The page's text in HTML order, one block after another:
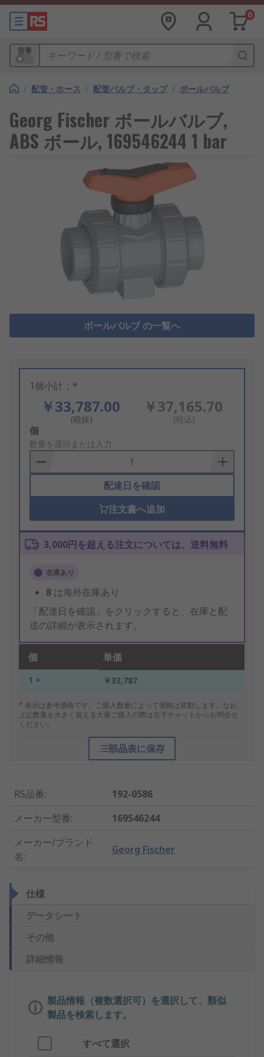
0
型番
/ 配管・ホース / 配管バルブ・タップ / ボールバルブ
Georg Fischer ボールバルブ,
ABS ボール, 169546244 1 bar
ボールバルブ の一覧へ
1個小計：*
￥33,787.00
(税抜)
￥37,165.70
(税込)
Add
to
Basket
個
数量を選択または入力
配達日を確認
注文書へ追加
3,000円を超える注文については、送料無料
在庫あり
8 は海外在庫あり
「配達日を確認」をクリックすると、在庫と配
送の詳細が表示されます。
個 単価
1 + ￥33,787
* 表示は参考価格です。ご購入数量によって価格は変動します。なお、
上記数量を大きく超える大量ご購入の際は右下チャットからお問合せ
ください。
部品表に保存
RS品番:
192-0586
メーカー型番:
169546244
メーカー/ブランド
名:
Georg Fischer
仕様
データシート
その他
詳細情報
製品情報（複数選択可）を選択して、類似
製品を検索します。
すべて選択